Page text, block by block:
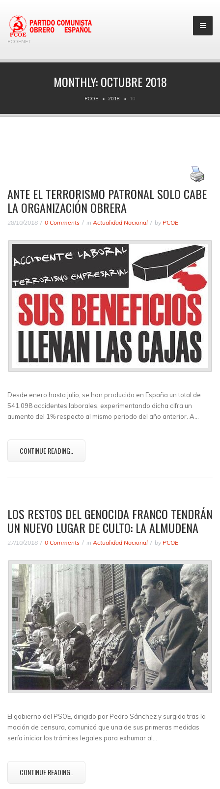
PCOENET
MONTHLY:OCTUBRE 2018
PCOE 2018 10
ANTE EL TERRORISMO PATRONAL SOLO CABE
LA ORGANIZACIÓN OBRERA
28/10/2018 0 Comments in Actualidad Nacional by PCOE
Desde enero hasta julio, se han producido en España un total de
541.098 accidentes laborales, experimentando dicha cifra un
aumento del 1% respecto al mismo periodo del año anterior. A…
CONTINUE READING..
LOS RESTOS DEL GENOCIDA FRANCO TENDRÁN
UN NUEVO LUGAR DE CULTO: LA ALMUDENA
27/10/2018 0 Comments in Actualidad Nacional by PCOE
El gobierno del PSOE, dirigido por Pedro Sánchez y surgido tras la
moción de censura, comunicó que una de sus primeras medidas
sería iniciar los trámites legales para exhumar al…
CONTINUE READING..